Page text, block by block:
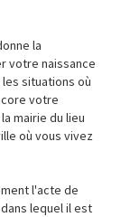
la
votre naissance
situations où
votre
mairie du lieu
où vous vivez
l'acte de
lequel il est